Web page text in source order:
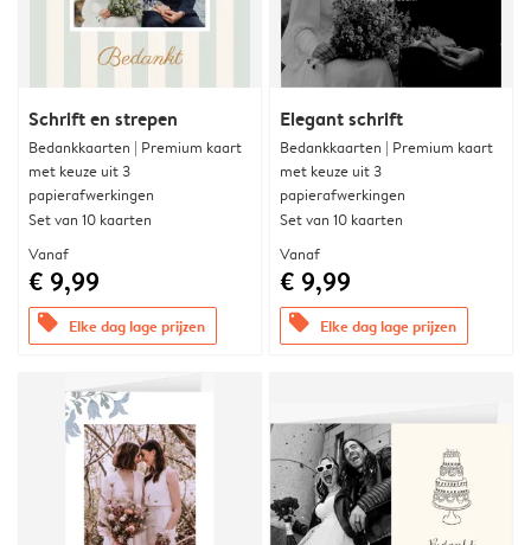
Schrift en strepen
Bedankkaarten | Premium kaart
met keuze uit 3
papierafwerkingen
Set van 10 kaarten
Vanaf
€ 9,99
offers Elke dag lage prijzen
Elegant schrift
Bedankkaarten | Premium kaart
met keuze uit 3
papierafwerkingen
Set van 10 kaarten
Vanaf
€ 9,99
offers Elke dag lage prijzen